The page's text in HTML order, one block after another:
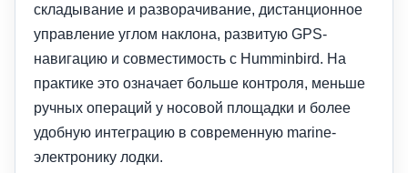
складывание и разворачивание, дистанционное
управление углом наклона, развитую GPS-
навигацию и совместимость с Humminbird. На
практике это означает больше контроля, меньше
ручных операций у носовой площадки и более
удобную интеграцию в современную marine-
электронику лодки.